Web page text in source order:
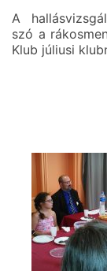
A
szó a
Klub júliusi